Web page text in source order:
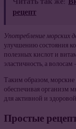
рецепт
Употребление морских
улучшению состояния
полезных кислот и
эластичность, а
Таким образом,
обеспечивая организм
для активной и
Простые